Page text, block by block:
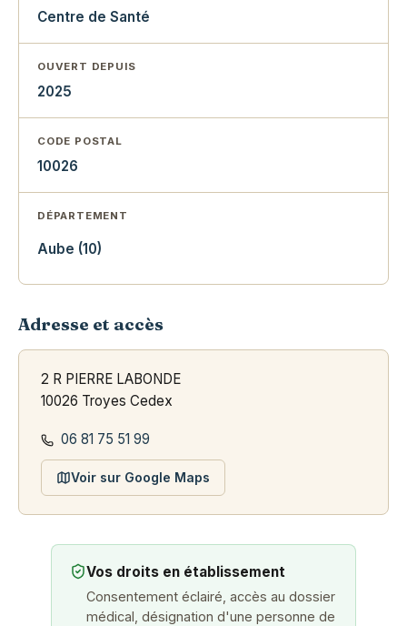
Centre de Santé
OUVERT DEPUIS
2025
CODE POSTAL
10026
DÉPARTEMENT
Aube (10)
Adresse et accès
2 R PIERRE LABONDE
10026 Troyes Cedex
06 81 75 51 99
Voir sur Google Maps
Vos droits en établissement
Consentement éclairé, accès au dossier
médical, désignation d'une personne de